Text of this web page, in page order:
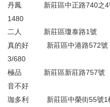
丹鳳
新莊區中正路740之
1480
二人 新莊區瓊泰路1號
真的好
新莊區中港路572
3/680
極品
新莊區新莊路757號
音不好
珈多利 新莊區中榮街55號1